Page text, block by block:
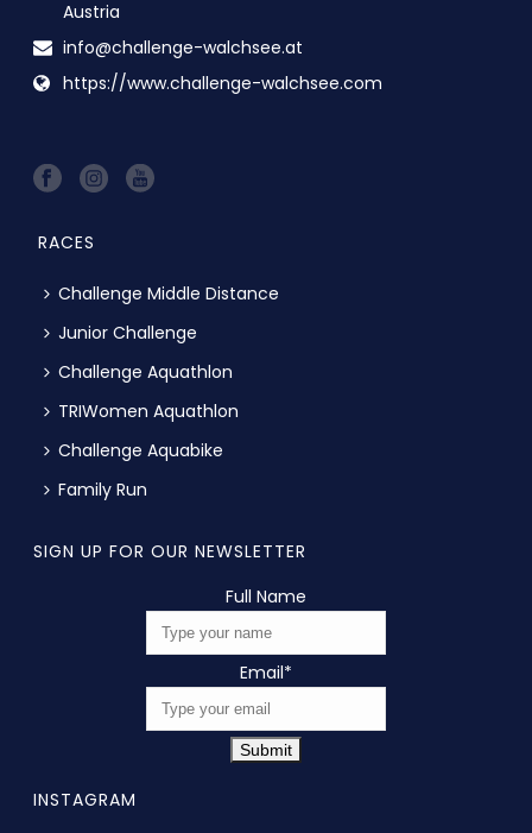
Austria
info@challenge-walchsee.at
https://www.challenge-walchsee.com
RACES
Challenge Middle Distance
Junior Challenge
Challenge Aquathlon
TRIWomen Aquathlon
Challenge Aquabike
Family Run
SIGN UP FOR OUR NEWSLETTER
Full Name
Email*
Submit
INSTAGRAM